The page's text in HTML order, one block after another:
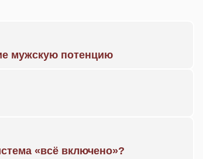
мужскую потенцию
«всё включено»?